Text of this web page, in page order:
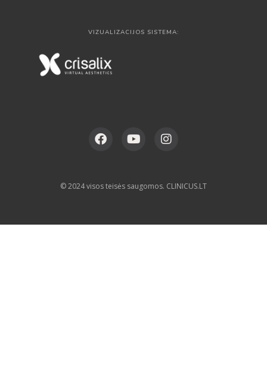
VIZUALIZACIJOS SISTEMA:
© 2024 visos teisės saugomos. CLINICUS.LT